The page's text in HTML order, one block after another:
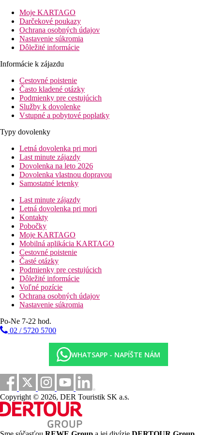
Valtos a 100 m do centra Pargy, udržiavané okolie so zeleňou,
pokojné ubytovanie, ideálne pre relaxáciu mimo rušného centra.
Pláž
Mestská piesočná pláž pozvoľna sa zvažujúca do mora s
400m alebo pláž Valtos cca 500m
Vzdialenosti
100 m
Centrum mesta
67 km
Vzdialenosť od najbližšieho letiska
400 m
Vzdialenosť k pláži
Pláž
Ležadla na pláži za poplatok
Slnečníky na pláži za poplatok
Plážová dovolenka
Fotogaléria
Moje KARTAGO
Darčekové poukazy
Ochrana osobných údajov
Nastavenie súkromia
Dôležité informácie
Informácie k zájazdu
Cestovné poistenie
Často kladené otázky
Podmienky pre cestujúcich
Služby k dovolenke
Vstupné a pobytové poplatky
Typy dovolenky
Letná dovolenka pri mori
Last minute zájazdy
Dovolenka na leto 2026
Dovolenka vlastnou dopravou
Samostatné letenky
Last minute zájazdy
Letná dovolenka pri mori
Kontakty
Pobočky
Moje KARTAGO
Mobilná aplikácia KARTAGO
Cestovné poistenie
Časté otázky
Podmienky pre cestujúcich
Dôležité informácie
Voľné pozície
Ochrana osobných údajov
Nastavenie súkromia
Po-Ne 7-22 hod.
02 / 5720 5700
WHATSAPP - NAPÍŠTE NÁM
Copyright © 2026, DER Touristik SK a.s.